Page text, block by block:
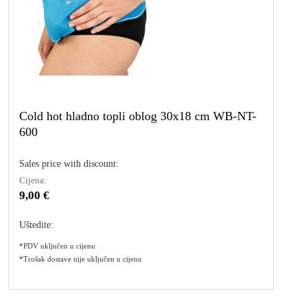
Cold hot hladno topli oblog 30x18 cm WB-NT-
600
Sales price with discount:
Cijena:
9,00 €
Uštedite:
*PDV uključen u cijenu
*Trošak dostave nije uključen u cijenu